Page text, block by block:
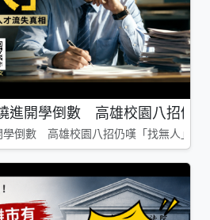
進開學倒數 高雄校園八招仍
倒數 高雄校園八招仍嘆「找無人」